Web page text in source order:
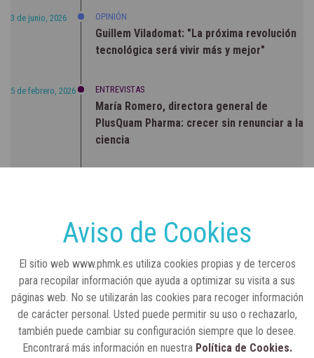
3 de junio, 2026 OPINIÓN
Guillem Viladomat: "La próxima revolución
tecnológica será vivir más y mejor"
5 de febrero, 2026 ENTREVISTAS
María Romero, directora general de
PlusQuam Pharma: crecer sin renunciar a la
ciencia
Lilly impulsa "Razones de Peso" para
visibilizar la obesidad
25 de marzo, 2023 ENTRE BASTIDORES
Real Academia Nacional de Farmacia: un
Aviso de Cookies
El sitio web www.phmk.es utiliza cookies propias y de terceros
para recopilar información que ayuda a optimizar su visita a sus
páginas web. No se utilizarán las cookies para recoger información
de carácter personal. Usted puede permitir su uso o rechazarlo,
también puede cambiar su configuración siempre que lo desee.
Encontrará más información en nuestra Política de Cookies.